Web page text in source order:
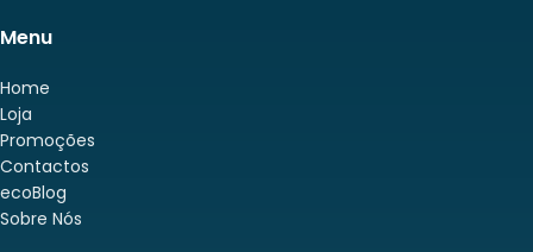
Menu
Home
Loja
Promoções
Contactos
ecoBlog
Sobre Nós